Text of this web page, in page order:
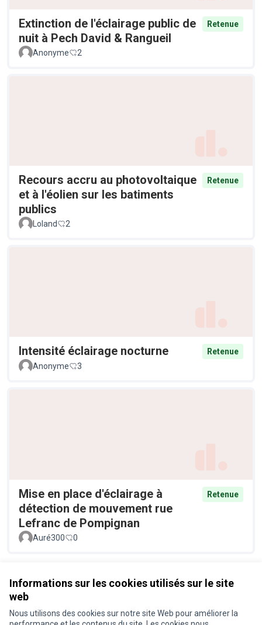
Informations sur les cookies utilisés sur le site
web
Nous utilisons des cookies sur notre site Web pour améliorer la
Extinction de l'éclairage public de
nuit à Pech David & Rangueil
Retenue
Anonyme 2
Recours accru au photovoltaique
et à l'éolien sur les batiments
publics
Retenue
Loland 2
Intensité éclairage nocturne
Retenue
Anonyme
3
Mise en place d'éclairage à
détection de mouvement rue
Lefranc de Pompignan
Retenue
Auré300 0
Conditions d'utilisation